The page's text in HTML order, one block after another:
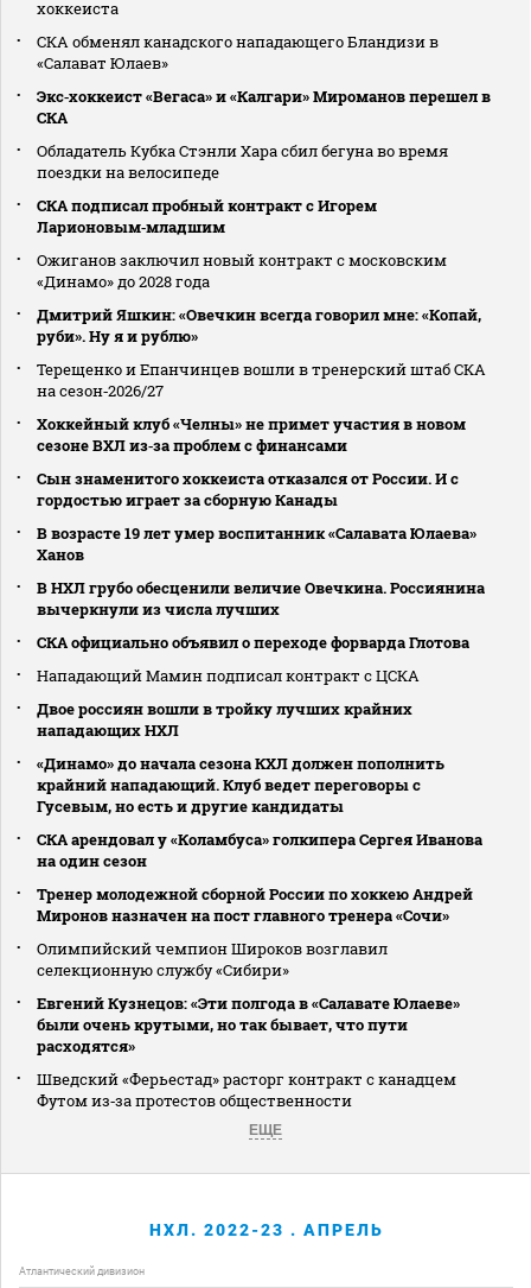
хоккеиста
СКА обменял канадского нападающего Бландизи в
«Салават Юлаев»
Экс‑хоккеист «Вегаса» и «Калгари» Мироманов перешел в
СКА
Обладатель Кубка Стэнли Хара сбил бегуна во время
поездки на велосипеде
СКА подписал пробный контракт с Игорем
Ларионовым‑младшим
Ожиганов заключил новый контракт с московским
«Динамо» до 2028 года
Дмитрий Яшкин: «Овечкин всегда говорил мне: «Копай,
руби». Ну я и рублю»
Терещенко и Епанчинцев вошли в тренерский штаб СКА
на сезон‑2026/27
Хоккейный клуб «Челны» не примет участия в новом
сезоне ВХЛ из‑за проблем с финансами
Сын знаменитого хоккеиста отказался от России. И с
гордостью играет за сборную Канады
В возрасте 19 лет умер воспитанник «Салавата Юлаева»
Ханов
В НХЛ грубо обесценили величие Овечкина. Россиянина
вычеркнули из числа лучших
СКА официально объявил о переходе форварда Глотова
Нападающий Мамин подписал контракт с ЦСКА
Двое россиян вошли в тройку лучших крайних
нападающих НХЛ
«Динамо» до начала сезона КХЛ должен пополнить
крайний нападающий. Клуб ведет переговоры с
Гусевым, но есть и другие кандидаты
СКА арендовал у «Коламбуса» голкипера Сергея Иванова
на один сезон
Тренер молодежной сборной России по хоккею Андрей
Миронов назначен на пост главного тренера «Сочи»
Олимпийский чемпион Широков возглавил
селекционную службу «Сибири»
Евгений Кузнецов: «Эти полгода в «Салавате Юлаеве»
были очень крутыми, но так бывает, что пути
расходятся»
Шведский «Ферьестад» расторг контракт с канадцем
Футом из‑за протестов общественности
ЕЩЕ
НХЛ. 2022-23 . АПРЕЛЬ
Атлантический дивизион